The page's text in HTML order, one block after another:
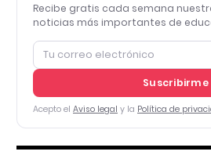
Recibe gratis cada semana
noticias más importantes de
Suscribirme
Acepto el Aviso legal y la Política de